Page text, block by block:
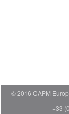
© 2016 CAPM
+33